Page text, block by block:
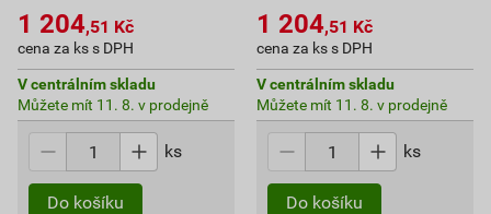
1 204,51 Kč
cena za ks s DPH
V centrálním skladu
Můžete mít 11. 8. v prodejně
ks
Do košíku
1 204,51 Kč
cena za ks s DPH
V centrálním skladu
Můžete mít 11. 8. v prodejně
ks
Do košíku